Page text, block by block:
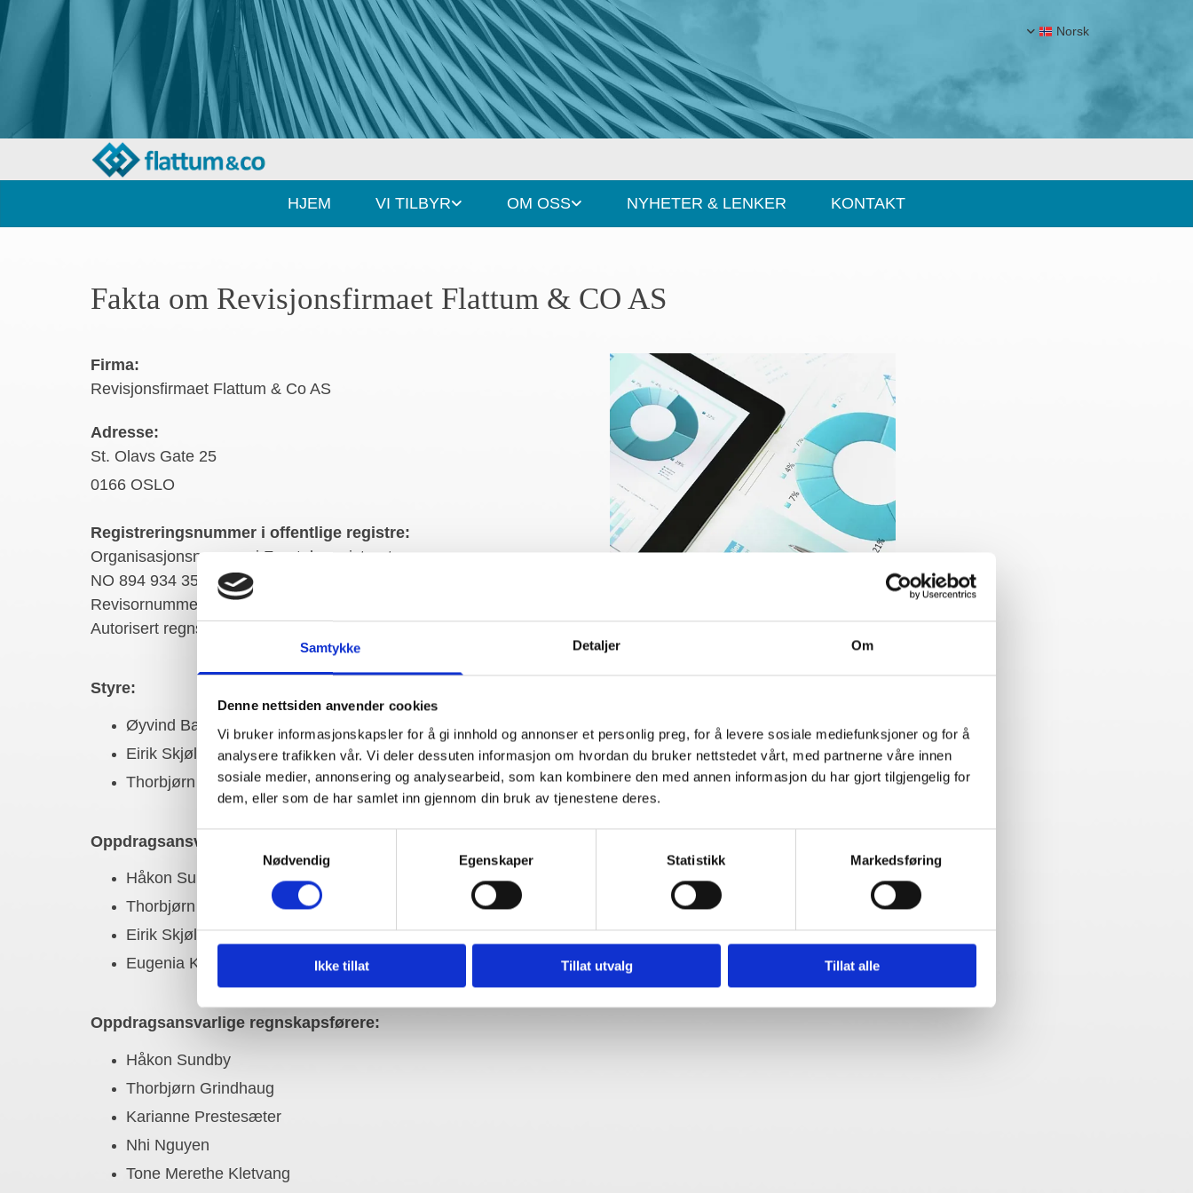
Samtykke Detaljer Om
Denne nettsiden anvender cookies
Vi bruker informasjonskapsler for å gi innhold og annonser et personlig preg, for å levere sosiale mediefunksjoner og for å
analysere trafikken vår. Vi deler dessuten informasjon om hvordan du bruker nettstedet vårt, med partnerne våre innen
sosiale medier, annonsering og analysearbeid, som kan kombinere den med annen informasjon du har gjort tilgjengelig for
dem, eller som de har samlet inn gjennom din bruk av tjenestene deres.
Samtykkevalg
Nødvendig
Egenskaper Statistikk Markedsføring
Ikke tillat Tillat utvalg Tillat alle
Norsk
HJEM VI TILBYR OM OSS NYHETER & LENKER KONTAKT
Fakta om Revisjonsfirmaet Flattum & CO AS
Firma:
Revisjonsfirmaet Flattum & Co AS
Adresse:
St. Olavs Gate 25
0166 OSLO
Registreringsnummer i offentlige registre:
Organisasjonsnummer i Foretaksregisteret:
NO 894 934 352 MVA
Revisornummer: 894 934 352
Autorisert regnskapsførerselskap: 894 934 352
Styre:
Øyvind Baltzersen - Styrets leder
Eirik Skjølberg - Styremedlem
Thorbjørn Grindhaug - Daglig leder
Oppdragsansvarlige statsautoriserte revisorer:
Håkon Sundby
Thorbjørn Grindhaug
Eirik Skjølberg
Eugenia Krogsvold
Oppdragsansvarlige regnskapsførere:
Håkon Sundby
Thorbjørn Grindhaug
Karianne Prestesæter
Nhi Nguyen
Tone Merethe Kletvang
2024
2023
2022
35.560
34.786
31.739
21
20
23